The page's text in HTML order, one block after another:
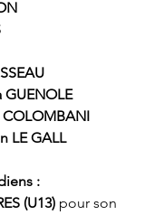
GUENOLE
COLOMBANI
LE GALL
:
(U13) pour son